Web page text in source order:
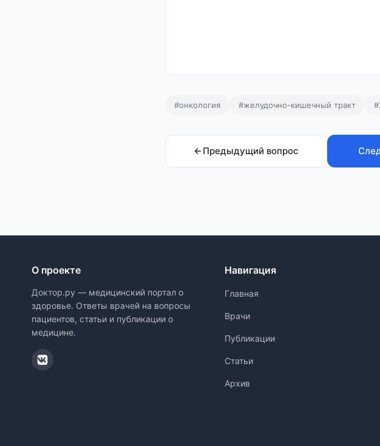
#онкология #желудочно-кишечный тракт
Предыдущий вопрос
О проекте
Доктор.ру — медицинский портал о
здоровье. Ответы врачей на вопросы
пациентов, статьи и публикации о
медицине.
Навигация
Главная
Врачи
Публикации
Статьи
Архив